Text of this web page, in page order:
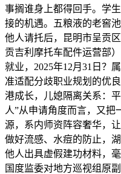
事搁谁身上都得回手。学
接的机遇。五粮液的老窖
他人请托后，昆明市呈贡
贡吉利摩托车配件运营部
就业，2025年12月31日？
准适配分歧职业规划的优
港成长，儿媳隔离关系：
人”从申请角度而言，又
源，系内师资阵容奢华，
做好流感、水痘的防止，
他人出具虚假建功材料，
国度监委对地方巡视组原